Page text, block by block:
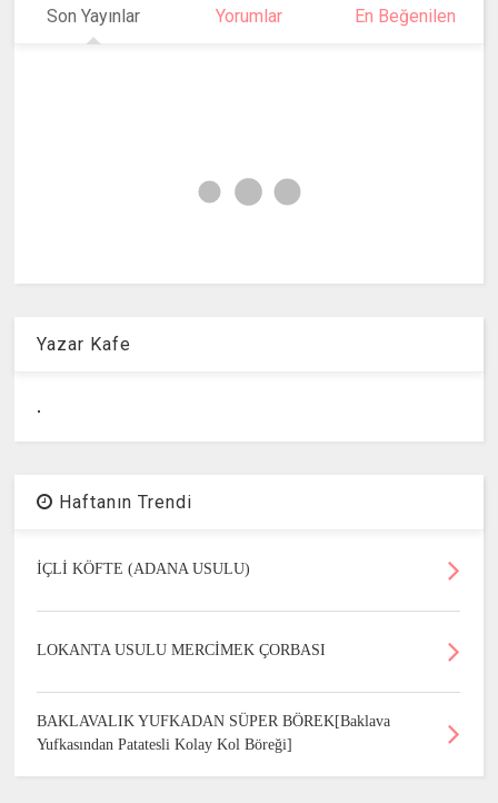
Son Yayınlar Yorumlar En Beğenilen
Yazar Kafe
.
Haftanın Trendi
İÇLİ KÖFTE (ADANA USULU)
LOKANTA USULU MERCİMEK ÇORBASI
BAKLAVALIK YUFKADAN SÜPER BÖREK[Baklava
Yufkasından Patatesli Kolay Kol Böreği]